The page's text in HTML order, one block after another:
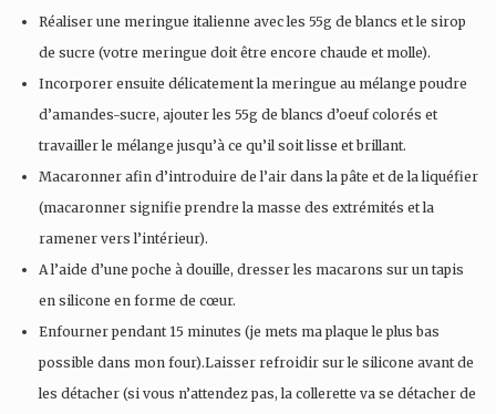
Réaliser une meringue italienne avec les 55g de blancs et le sirop
de sucre (votre meringue doit être encore chaude et molle).
Incorporer ensuite délicatement la meringue au mélange poudre
d’amandes-sucre, ajouter les 55g de blancs d’oeuf colorés et
travailler le mélange jusqu’à ce qu’il soit lisse et brillant.
Macaronner afin d’introduire de l’air dans la pâte et de la liquéfier
(macaronner signifie prendre la masse des extrémités et la
ramener vers l’intérieur).
A l’aide d’une poche à douille, dresser les macarons sur un tapis
en silicone en forme de cœur.
Enfourner pendant 15 minutes (je mets ma plaque le plus bas
possible dans mon four).Laisser refroidir sur le silicone avant de
les détacher (si vous n’attendez pas, la collerette va se détacher de